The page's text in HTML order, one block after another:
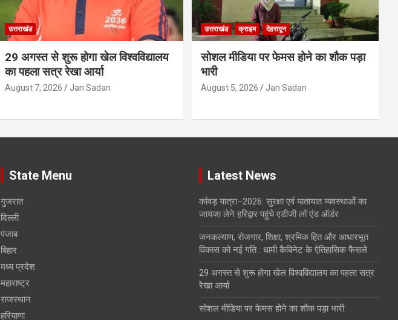
उत्तराखंड
29 अगस्त से शुरू होगा खेल विश्वविद्यालय
का पहला सत्र रेखा आर्या
August 7, 2026 Jan Sadan
उत्तराखंड क्राइम देहरादून
सोशल मीडिया पर फेमस होने का शौक पड़ा
भारी
August 5, 2026 Jan Sadan
State Menu
गुजरात
दिल्ली
पंजाब
बिहार
मध्य प्रदेश
महाराष्ट्र
राजस्थान
हरियाणा
Latest News
कांवड़ यात्रा–2026: सुरक्षा एवं यातायात व्यवस्थाओं का
जायजा लेने हरिद्वार पहुंचे एडीजी लॉ एंड ऑर्डर
जनकल्याण, रोजगार, शिक्षा, श्रमिक हित और आधारभूत
विकास को नई गति : धामी कैबिनेट के ऐतिहासिक फैसले
29 अगस्त से शुरू होगा खेल विश्वविद्यालय का पहला सत्र
रेखा आर्या
सोशल मीडिया पर फेमस होने का शौक पड़ा भारी